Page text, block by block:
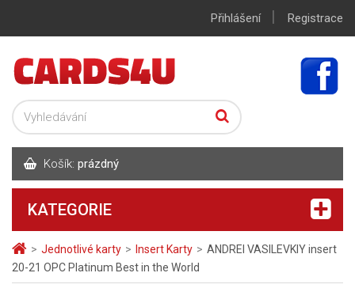
> Jednotlivé karty > Insert Karty > ANDREI VASILEVKIY insert
20-21 OPC Platinum Best in the World
Přihlášení | Registrace
Košík: prázdný
KATEGORIE